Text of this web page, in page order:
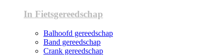
In Fietsgereedschap
Balhoofd gereedschap
Band gereedschap
Crank gereedschap